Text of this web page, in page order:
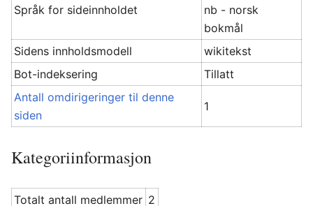
Språk for sideinnholdet
nb - norsk
bokmål
Sidens innholdsmodell
wikitekst
Bot-indeksering
Tillatt
Antall omdirigeringer til denne
siden
1
Kategoriinformasjon
Totalt antall medlemmer 2